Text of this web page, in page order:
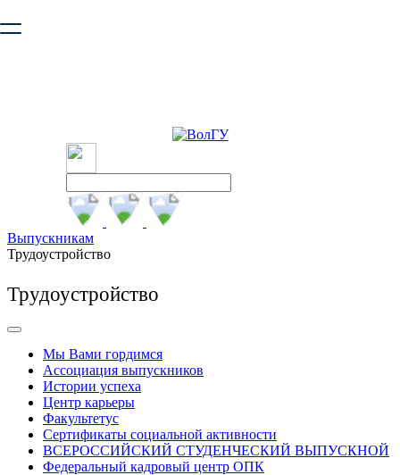
безопасную работу с сайтом. Пожалуйста
Выпускникам
Трудоустройство
Трудоустройство
Мы Вами гордимся
Ассоциация выпускников
Истории успеха
Центр карьеры
Факультетус
Сертификаты социальной активности
ВСЕРОССИЙСКИЙ СТУДЕНЧЕСКИЙ ВЫПУСКНОЙ
Федеральный кадровый центр ОПК